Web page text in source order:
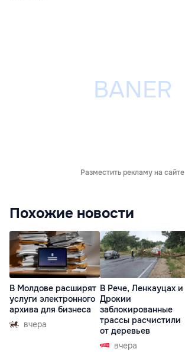
Разместить рекламу на сайте
Похожие новости
В Молдове расширят
услуги электронного
архива для бизнеса
вчера
В Рече, Ленкауцах и
Дрокии
заблокированные
трассы расчистили
от деревьев
вчера